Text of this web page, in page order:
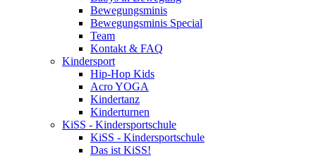
Bewegungsminis
Bewegungsminis Special
Team
Kontakt & FAQ
Kindersport
Hip-Hop Kids
Acro YOGA
Kindertanz
Kinderturnen
KiSS - Kindersportschule
KiSS - Kindersportschule
Das ist KiSS!